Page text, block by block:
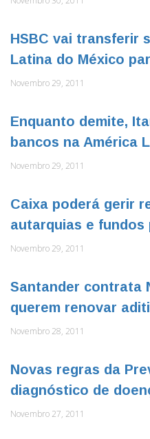
HSBC vai transferir
Latina do México
Novembro 29, 2011
Enquanto demite,
bancos na América
Novembro 29, 2011
Caixa poderá gerir
autarquias e fundos
Novembro 29, 2011
Santander contrata
querem renovar
Novembro 28, 2011
Novas regras da
diagnóstico de
Novembro 27, 2011